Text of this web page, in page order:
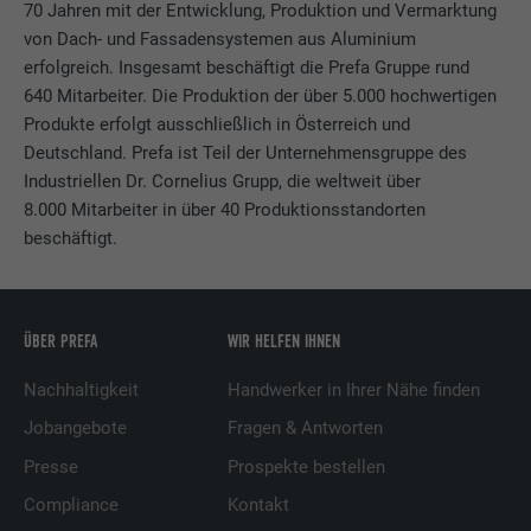
70 Jahren mit der Entwicklung, Produktion und Vermarktung
von Dach- und Fassadensystemen aus Aluminium
erfolgreich. Insgesamt beschäftigt die Prefa Gruppe rund
640 Mitarbeiter. Die Produktion der über 5.000 hochwertigen
Produkte erfolgt ausschließlich in Österreich und
Deutschland. Prefa ist Teil der Unternehmensgruppe des
Industriellen Dr. Cornelius Grupp, die weltweit über
8.000 Mitarbeiter in über 40 Produktionsstandorten
beschäftigt.
ÜBER PREFA
Nachhaltigkeit
Jobangebote
Presse
Compliance
WIR HELFEN IHNEN
Handwerker in Ihrer Nähe finden
Fragen & Antworten
Prospekte bestellen
Kontakt
Anbieter Google Optimize
Laufzeit 90 Tage
Zweck
Wird testweise gesetzt, um zu prüfen, ob
der Browser das Setzen von Cookies
erlaubt. Enthält keine
Identifikationsmerkmale.
Name lang
Anbieter LinkedIn
Laufzeit Sitzung
Anbieter
Laufzeit